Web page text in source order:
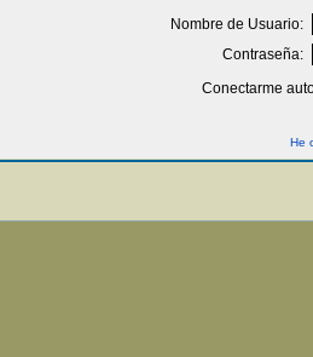
Nombre de Usuario:
Contraseña:
Conectarme
He